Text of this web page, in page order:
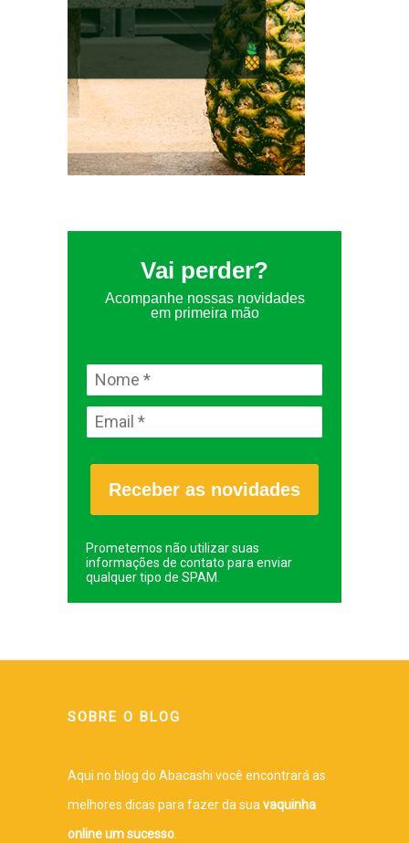
Vai perder?
Acompanhe nossas novidades
em primeira mão
Receber as novidades
Prometemos não utilizar suas
informações de contato para enviar
qualquer tipo de SPAM.
SOBRE O BLOG
Aqui no blog do Abacashi você encontrará as
melhores dicas para fazer da suavaquinha
online um sucesso.